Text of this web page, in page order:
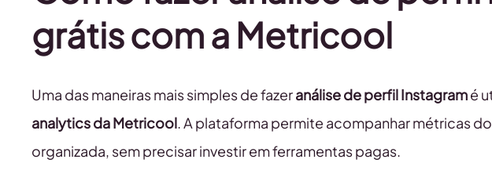
grátis com a Metricool
Uma das maneiras mais simples de fazeranálise de perfil Instagramé
analytics da Metricool. A plataforma permite acompanhar métricas
organizada, sem precisar investir em ferramentas pagas.